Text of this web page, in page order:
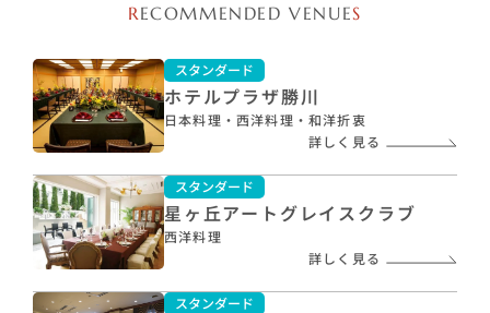
RECOMMENDED VENUES
スタンダード
ホテルプラザ勝川
日本料理・西洋料理・和洋折衷
詳しく見る
スタンダード
星ヶ丘アートグレイスクラブ
西洋料理
詳しく見る
スタンダード